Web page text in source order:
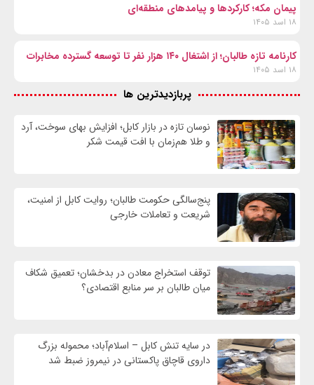
پیمان مکه؛ کارکردها و پیامدهای منطقه‌ای
۱۸ اسد ۱۴۰۵
کارنامه تازه طالبان؛ از اشتغال ۱۴۰ هزار نفر تا توسعه گسترده مخابرات
۱۸ اسد ۱۴۰۵
پربازدیدترین ها
نوسان تازه در بازار کابل؛ افزایش بهای سوخت، آرد
و طلا هم‌زمان با افت قیمت شکر
پنج‌سالگی حکومت طالبان؛ روایت کابل از امنیت،
شریعت و تعاملات خارجی
توقف استخراج معادن در بدخشان؛ تعمیق شکاف
میان طالبان بر سر منابع اقتصادی؟
در سایه تنش کابل – اسلام‌آباد؛ محموله بزرگ
داروی قاچاق پاکستانی در نیمروز ضبط شد